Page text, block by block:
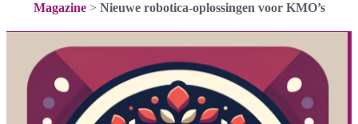
Magazine> Nieuwe robotica-oplossingen voor KMO’s